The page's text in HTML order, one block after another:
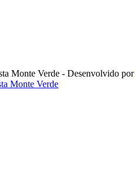
Monte Verde - Desenvolvido por